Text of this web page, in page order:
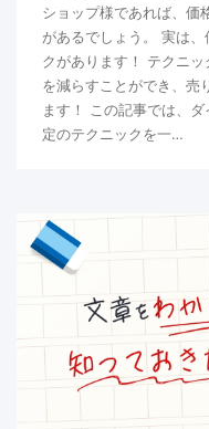
ショップ様であれば、価
があるでしょう。 実は
クがあります！ テクニ
を減らすことができ、売
ます！ この記事では、
定のテクニックを一…